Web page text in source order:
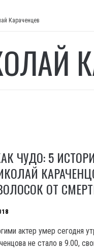
Караченцев
ЧУДО: 5
ОТ
актер умер сегодня
не стало в 9.00,